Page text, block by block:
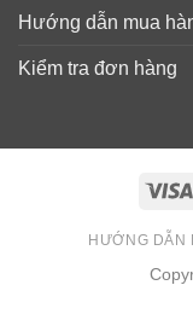
Hướng dẫn mua
Kiểm tra đơn hàng
HƯỚNG DẪN